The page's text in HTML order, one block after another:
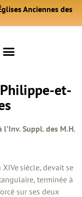
Anciennes des
et-
Suppl. des M.H.
XIVe siècle, devait se
terminée à
sur ses deux